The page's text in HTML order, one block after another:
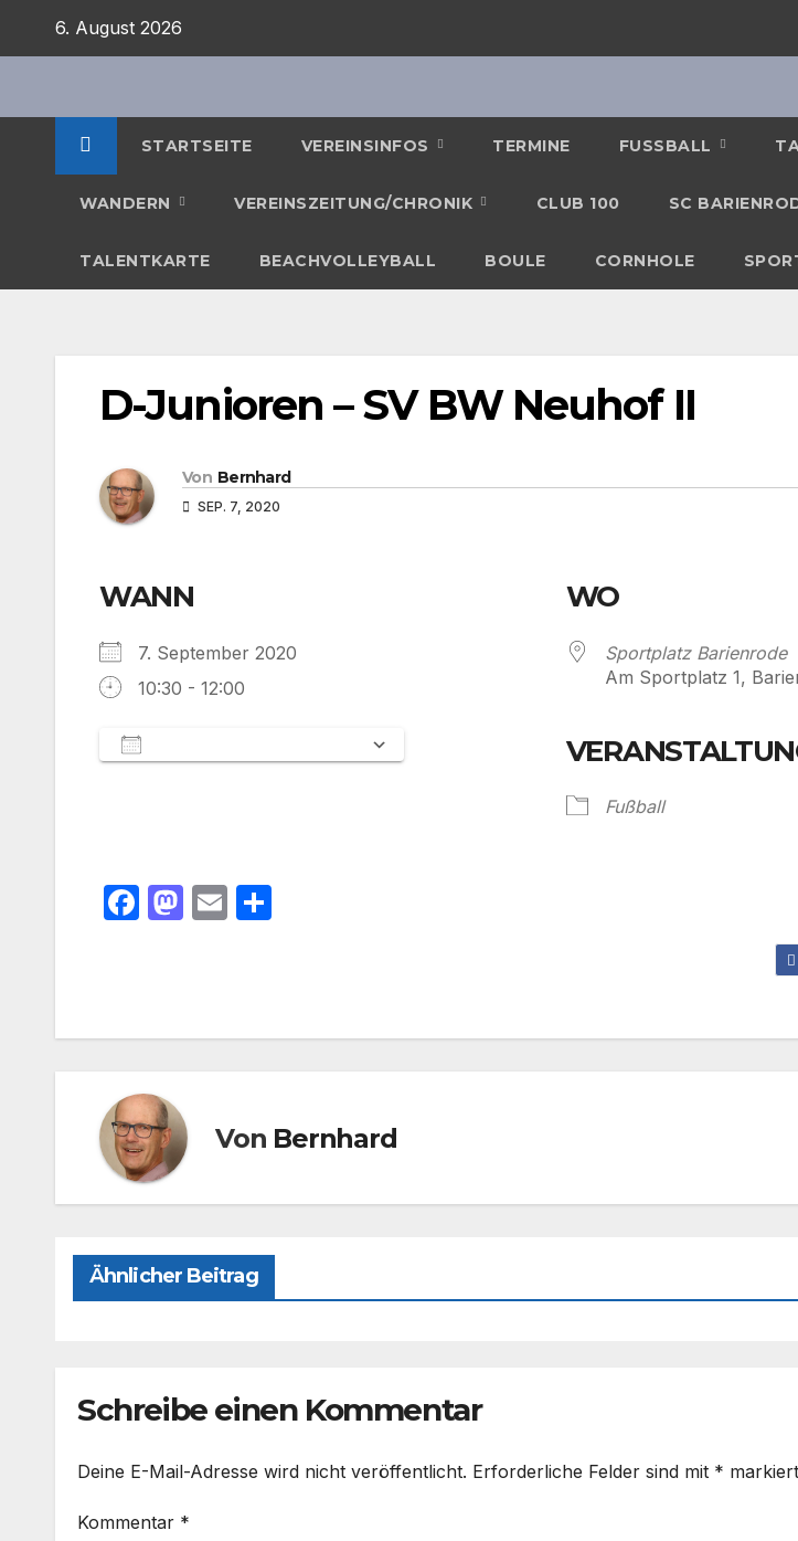
6. August 2026
STARTSEITE VEREINSINFOS TERMINE FUSSBALL
WANDERN VEREINSZEITUNG/CHRONIK CLUB 100 SC
TALENTKARTE BEACHVOLLEYBALL BOULE CORNHOLE
D-Junioren – SV BW Neuhof II
Von Bernhard
SEP. 7, 2020
WANN
7. September 2020
10:30 - 12:00
WO
Sportplatz Barienrode
Am Sportplatz 1,
Fußball
F
b
o
k
M
d
n
E
Von Bernhard
Ähnlicher Beitrag
Schreibe einen Kommentar
Deine E-Mail-Adresse wird nicht veröffentlicht. Erforderliche Felder sind mit * markiert
Kommentar *